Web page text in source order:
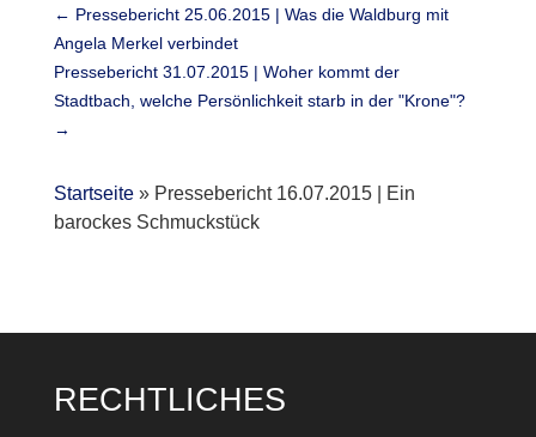
← Pressebericht 25.06.2015 | Was die Waldburg mit
Angela Merkel verbindet
Pressebericht 31.07.2015 | Woher kommt der
Stadtbach, welche Persönlichkeit starb in der "Krone"?
→
Startseite» Pressebericht 16.07.2015 | Ein
barockes Schmuckstück
RECHTLICHES